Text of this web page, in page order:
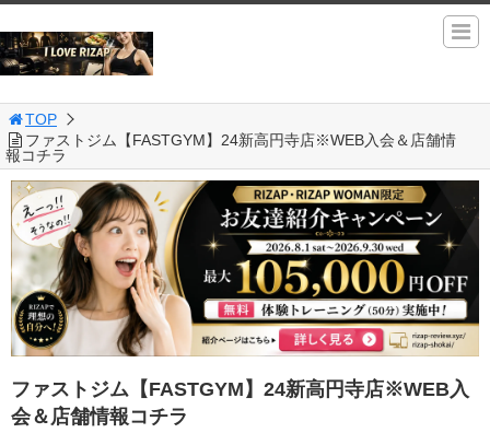
TOP
ファストジム【FASTGYM】24新高円寺店※WEB入会＆店舗情
報コチラ
ファストジム【FASTGYM】24新高円寺店※WEB入
会＆店舗情報コチラ